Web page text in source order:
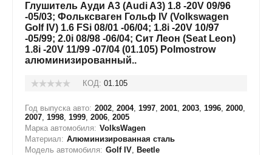
Глушитель Ауди А3 (Audi A3) 1.8 -20V 09/96
-05/03; Фольксваген Гольф IV (Volkswagen
Golf IV) 1.6 FSi 08/01 -06/04; 1.8i -20V 10/97
-05/99; 2.0i 08/98 -06/04; Сит Леон (Seat Leon)
1.8i -20V 11/99 -07/04 (01.105) Polmostrow
алюминизированный..
КОД: 01.105
Год выпуска авто: 2002, 2004, 1997, 2001, 2003, 1996, 2000,
2007, 1998, 1999, 2006, 2005
Марка автомобиля: VolksWagen
Материал: Алюминизированная сталь
Модель автомобиля: Golf IV, Beetle